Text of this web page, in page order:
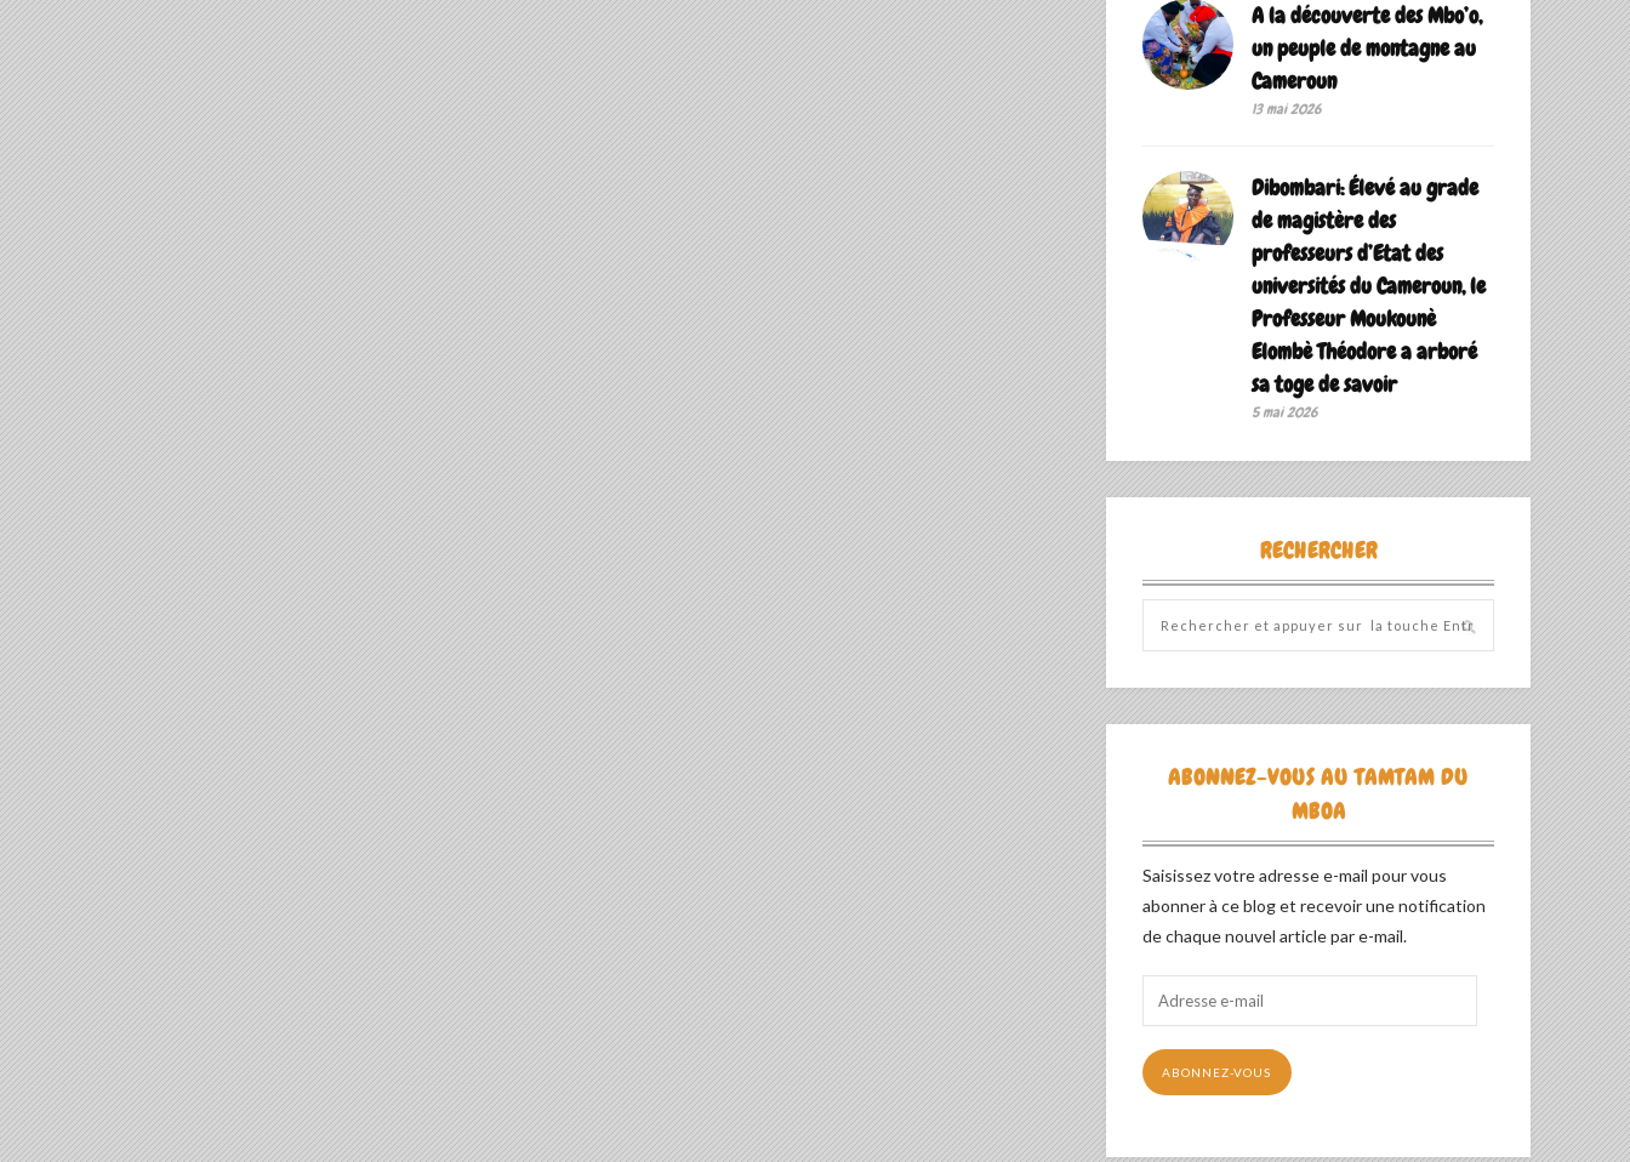
A la découverte des Mbo’o,
un peuple de montagne au
Cameroun
13 mai 2026
Dibombari: Élevé au grade
de magistère des
professeurs d’Etat des
universités du Cameroun, le
Professeur Moukounè
Elombè Théodore a arboré
sa toge de savoir ‎
5 mai 2026
RECHERCHER
ABONNEZ-VOUS AU TAMTAM DU
MBOA
Saisissez votre adresse e-mail pour vous
abonner à ce blog et recevoir une notification
de chaque nouvel article par e-mail.
mail
ABONNEZ-VOUS